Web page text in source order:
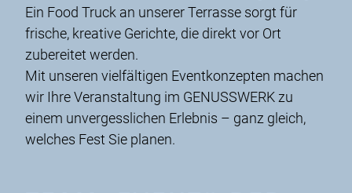
Ein Food Truck an unserer Terrasse sorgt für
frische, kreative Gerichte, die direkt vor Ort
zubereitet werden.
Mit unseren vielfältigen Eventkonzepten machen
wir Ihre Veranstaltung im GENUSSWERK zu
einem unvergesslichen Erlebnis – ganz gleich,
welches Fest Sie planen.